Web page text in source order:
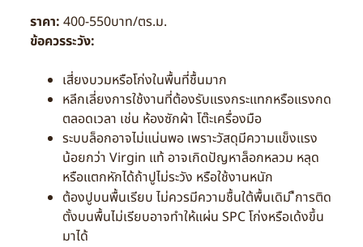
ราคา: 400-550บาท/ตร.ม.
ข้อควรระวัง:
เสี่ยงบวมหรือโก่งในพื้นที่ชื้นมาก
หลีกเลี่ยงการใช้งานที่ต้องรับแรงกระแทกหรือแรงกด
ตลอดเวลา เช่น ห้องซักผ้า โต๊ะเครื่องมือ
ระบบล็อกอาจไม่แน่นพอ เพราะวัสดุมีความแข็งแรง
น้อยกว่า Virgin แท้ อาจเกิดปัญหาล็อกหลวม หลุด
หรือแตกหักได้ถ้าปูไม่ระวัง หรือใช้งานหนัก
ต้องปูบนพื้นเรียบ ไม่ควรมีความชื้นใต้พื้นเดิม ืการติด
ตั้งบนพื้นไม่เรียบอาจทำให้แผ่น SPC โก่งหรือเด้งขึ้น
มาได้